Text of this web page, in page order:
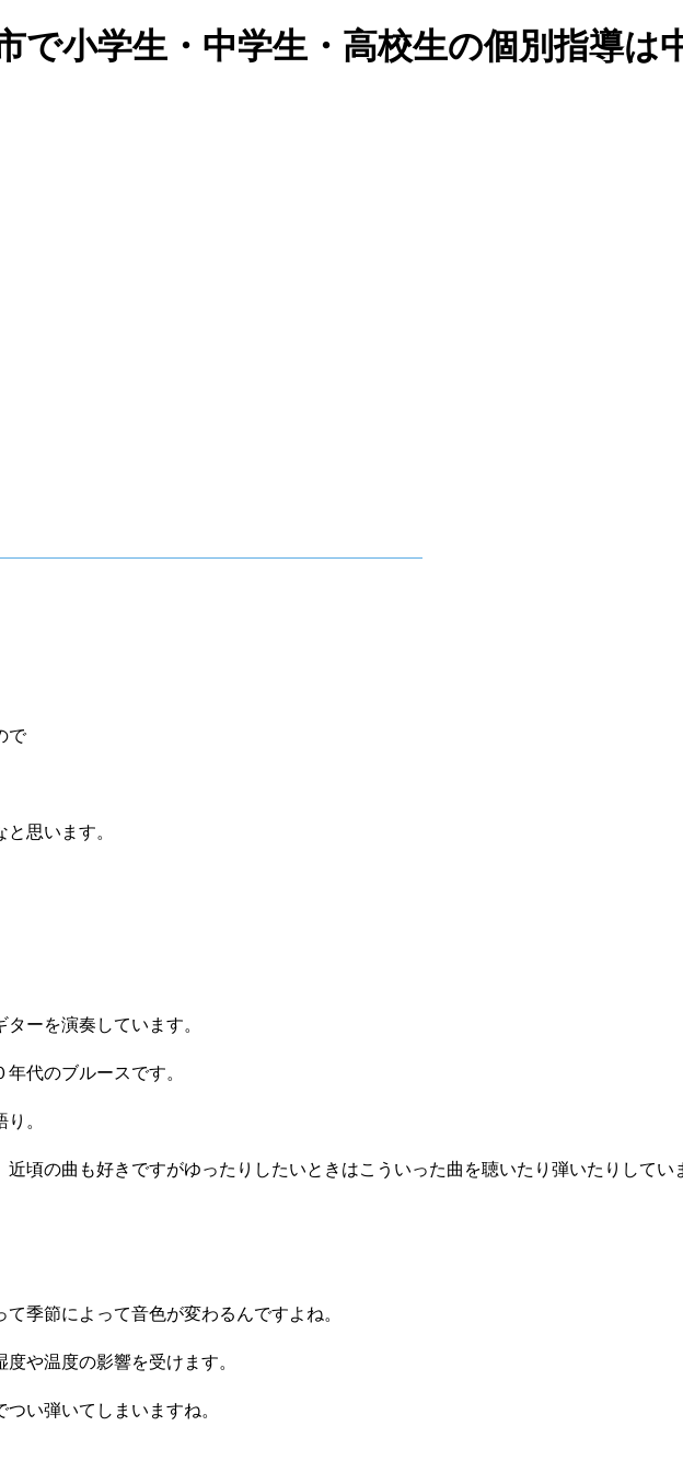
で小学生・中学生・高校生の個別指導は
で
思います。
ーを演奏しています。
代のブルースです。
。
近頃の曲も好きですがゆったりしたいときはこういった曲を聴いたり弾いたりしてい
季節によって音色が変わるんですよね。
や温度の影響を受けます。
い弾いてしまいますね。